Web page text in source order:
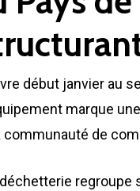
début janvier au
marque
de
déchetterie